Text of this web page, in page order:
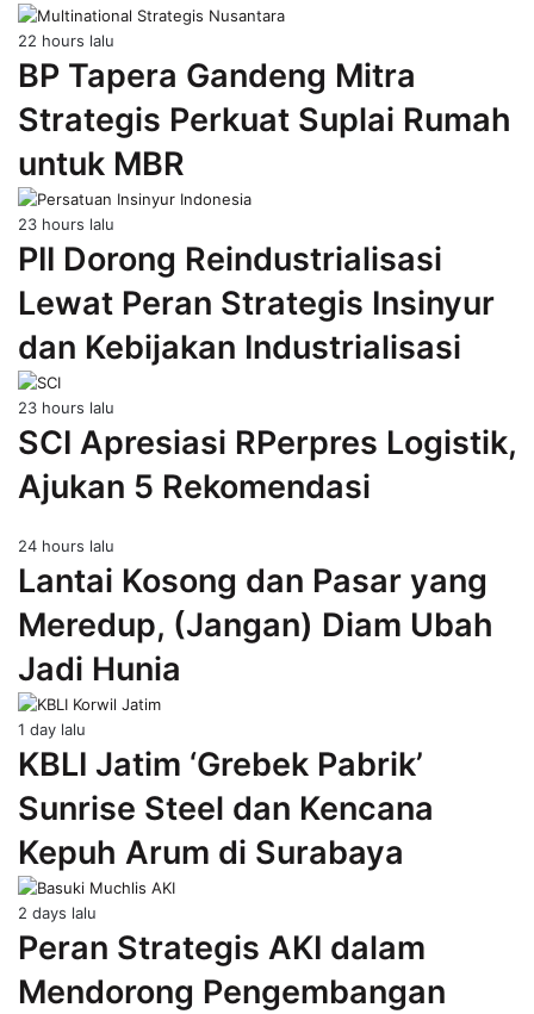
22 hours lalu
BP Tapera Gandeng Mitra
Strategis Perkuat Suplai Rumah
untuk MBR
23 hours lalu
PII Dorong Reindustrialisasi
Lewat Peran Strategis Insinyur
dan Kebijakan Industrialisasi
23 hours lalu
SCI Apresiasi RPerpres Logistik,
Ajukan 5 Rekomendasi
24 hours lalu
Lantai Kosong dan Pasar yang
Meredup, (Jangan) Diam Ubah
Jadi Hunia
1 day lalu
KBLI Jatim ‘Grebek Pabrik’
Sunrise Steel dan Kencana
Kepuh Arum di Surabaya
2 days lalu
Peran Strategis AKI dalam
Mendorong Pengembangan